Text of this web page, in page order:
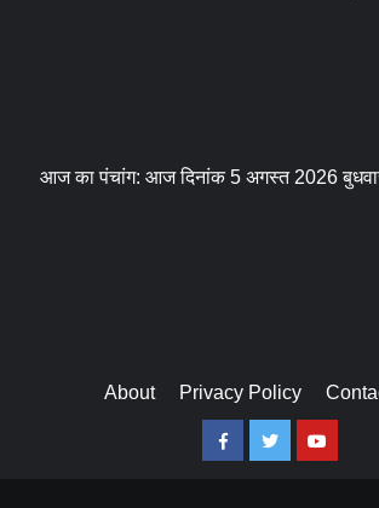
आज का पंचांग: आज दिनांक 5 अगस्त 2026
About Privacy Policy
FacebookTwitterYoutube